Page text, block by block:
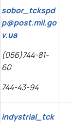
sobor_tckspd
p@post.mil.go
v.ua
(056)744-81-
60
744-43-94
indystrial_tck